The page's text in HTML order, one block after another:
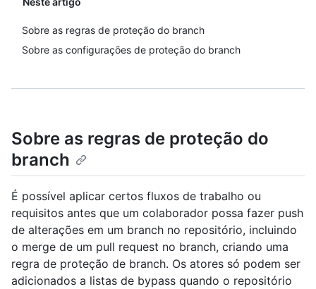
Sobre as regras de proteção do branch
Sobre as configurações de proteção do branch
Sobre as regras de proteção do
branch
É possível aplicar certos fluxos de trabalho ou
requisitos antes que um colaborador possa fazer push
de alterações em um branch no repositório, incluindo
o merge de um pull request no branch, criando uma
regra de proteção de branch. Os atores só podem ser
adicionados a listas de bypass quando o repositório